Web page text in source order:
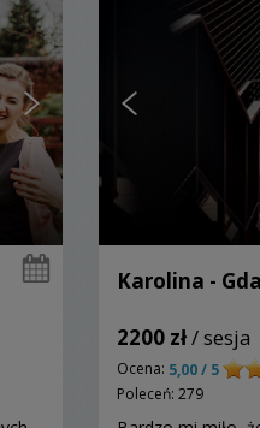
Karolina -
2200 zł/ sesja
Ocena: 5,00 / 5
Poleceń: 279